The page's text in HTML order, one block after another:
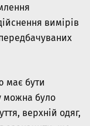
вимірів
має бути
можна було
верхній одяг,